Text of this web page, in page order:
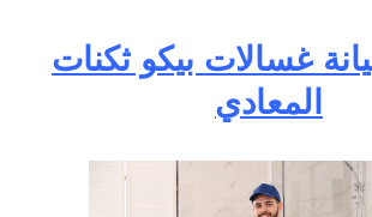
غسالات بيكو ثكنات
المعادي